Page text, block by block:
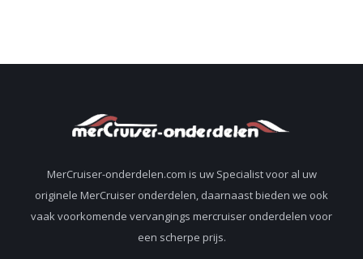
MerCruiser-onderdelen.com is uw Specialist voor al uw
originele MerCruiser onderdelen, daarnaast bieden we ook
vaak voorkomende vervangings mercruiser onderdelen voor
een scherpe prijs.